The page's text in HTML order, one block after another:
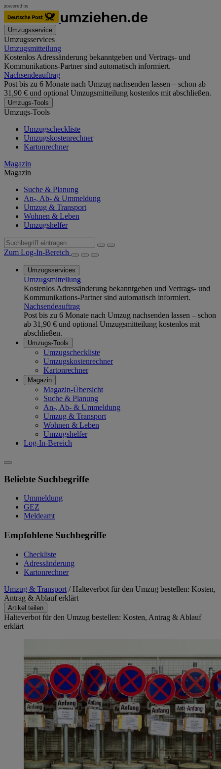
Umzugsservice
Umzugsservices
Umzugsmitteilung
Kostenlos Adressänderung bekanntgeben und Vertrags- und
Kommunikations-Partner sind automatisch informiert.
Nachsendeauftrag
Post bis zu 6 Monate nach Umzug nachsenden lassen – schon ab
31,90 € und optional Umzugsmitteilung kostenlos mit abschließen.
Umzugs-Tools
Umzugs-Tools
Umzugscheckliste
Umzugskostenrechner
Kartonrechner
Magazin
Magazin
Suche & Planung
An-, Ab- & Ummeldung
Umzug & Transport
Wohnen & Leben
Umzugshelfer
Zum Log-In-Bereich
Umzugsservices
Umzugsmitteilung
Kostenlos Adressänderung bekanntgeben und Vertrags- und
Kommunikations-Partner sind automatisch informiert.
Nachsendeauftrag
Post bis zu 6 Monate nach Umzug nachsenden lassen – schon
ab 31,90 € und optional Umzugsmitteilung kostenlos mit
abschließen.
Umzugs-Tools
Umzugscheckliste
Umzugskostenrechner
Kartonrechner
Magazin
Magazin-Übersicht
Suche & Planung
An-, Ab- & Ummeldung
Umzug & Transport
Wohnen & Leben
Umzugshelfer
Log-In-Bereich
Beliebte Suchbegriffe
Ummeldung
GEZ
Meldeamt
Empfohlene Suchbegriffe
Checkliste
Adressänderung
Kartonrechner
Umzug & Transport / Halteverbot für den Umzug bestellen: Kosten,
Antrag & Ablauf erklärt
Artikel teilen
Halteverbot für den Umzug bestellen: Kosten, Antrag & Ablauf
erklärt